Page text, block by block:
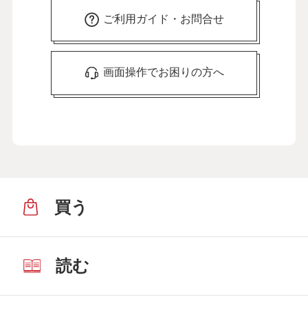
ご利用ガイド・お問合せ
画面操作でお困りの方へ
買う
読む